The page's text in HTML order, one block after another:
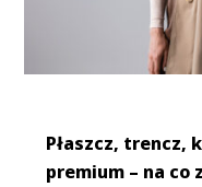
Płaszcz, trencz,
premium – na co